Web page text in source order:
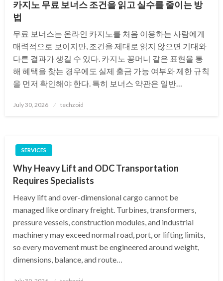
카지노 무료 보너스 조건을 읽고 실수를 줄이는 방
법
무료 보너스는 온라인 카지노를 처음 이용하는 사람에게
매력적으로 보이지만, 조건을 제대로 읽지 않으면 기대와
다른 결과가 생길 수 있다. 카지노 꽁머니 같은 표현을 통
해 혜택을 찾는 경우에도 실제 출금 가능 여부와 제한 규칙
을 먼저 확인해야 한다. 특히 보너스 약관은 일반…
Posted
July 30, 2026 techzoid
SERVICES
Why Heavy Lift and ODC Transportation
Requires Specialists
Heavy lift and over-dimensional cargo cannot be
managed like ordinary freight. Turbines, transformers,
pressure vessels, construction modules, and industrial
machinery may exceed normal road, port, or lifting limits,
so every movement must be engineered around weight,
dimensions, balance, and route…
Posted